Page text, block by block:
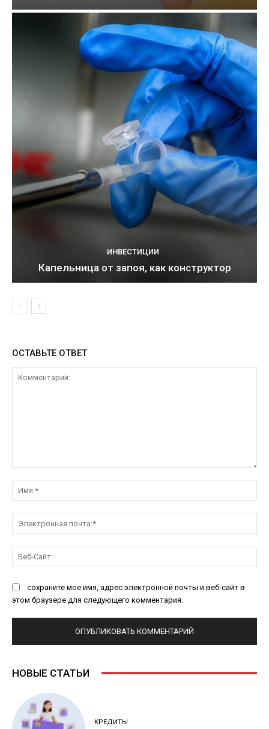
ИНВЕСТИЦИИ
Капельница от запоя, как конструктор
ОСТАВЬТЕ ОТВЕТ
сохраните мое имя, адрес электронной почты и веб-сайт в
этом браузере для следующего комментария.
НОВЫЕ СТАТЬИ
КРЕДИТЫ